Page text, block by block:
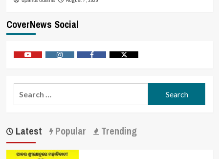
CoverNews Social
Latest Popular Trending